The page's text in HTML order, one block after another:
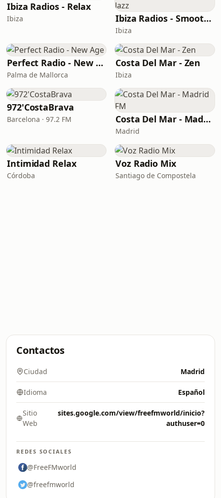
Ibiza Radios - Relax
Ibiza Ibiza Radios - Smooth Jazz
Ibiza
Perfect Radio - New Age
Palma de Mallorca
Costa Del Mar - Zen
Ibiza
972'CostaBrava
Barcelona · 97.2 FM Costa Del Mar - Madrid FM
Madrid
Intimidad Relax
Córdoba
Voz Radio Mix
Santiago de Compostela
Contactos
Ciudad Madrid
Idioma Español
Sitio
Web
sites.google.com/view/freefmworld/inicio?
authuser=0
REDES SOCIALES
@FreeFMworld
@freefmworld